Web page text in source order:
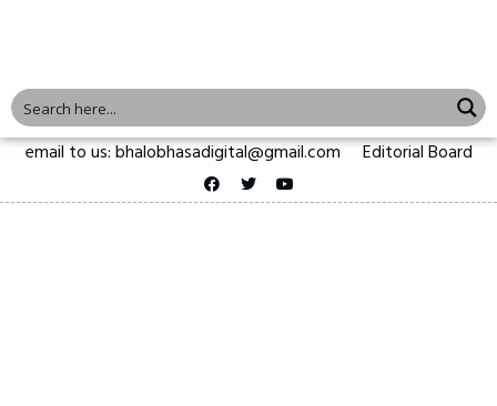
email to us: bhalobhasadigital@gmail.com Editorial Board